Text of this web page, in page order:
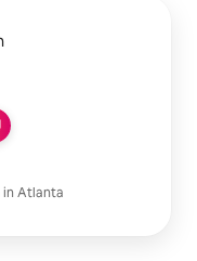
in Atlanta